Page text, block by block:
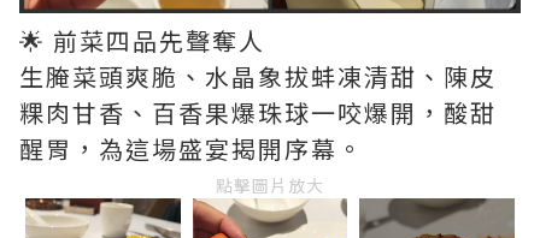
🌟 前菜四品先聲奪人
生腌菜頭爽脆、水晶象拔蚌凍清甜、陳皮
粿肉甘香、百香果爆珠球一咬爆開，酸甜
醒胃，為這場盛宴揭開序幕。
點擊圖片放大